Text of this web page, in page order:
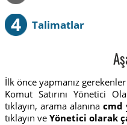
4 Talimatlar
İlk önce yapmanız gerekenler
Komut Satırını Yönetici
tıklayın, arama alanına cmd
tıklayın ve Yönetici olarak